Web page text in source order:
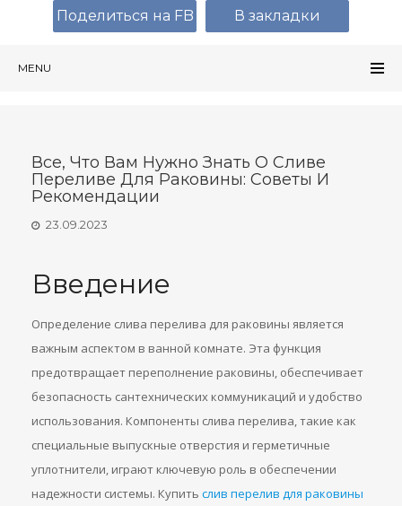
MENU
Все, Что Вам Нужно Знать О Сливе
Переливе Для Раковины: Советы И
Рекомендации
23.09.2023
Введение
Определение слива перелива для раковины является
важным аспектом в ванной комнате. Эта функция
предотвращает переполнение раковины, обеспечивает
безопасность сантехнических коммуникаций и удобство
использования. Компоненты слива перелива, такие как
специальные выпускные отверстия и герметичные
уплотнители, играют ключевую роль в обеспечении
надежности системы. Купить слив перелив для раковины
Поделиться на FB В закладки